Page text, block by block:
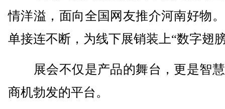
情洋溢，面向全国网友推介河南好物
单接连不断，为线下展销装上“数字翅
展会不仅是产品的舞台，更是智
商机勃发的平台。